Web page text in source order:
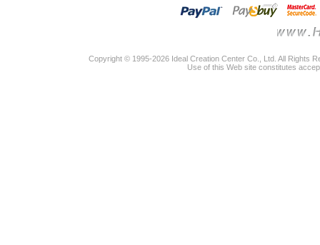
Copyright © 1995-2026 Ideal Creation Center Co., Ltd. All Rights
Use of this Web site constitutes